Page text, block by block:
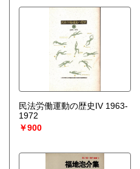
民法労働運動の歴史IV 1963-
1972
￥900